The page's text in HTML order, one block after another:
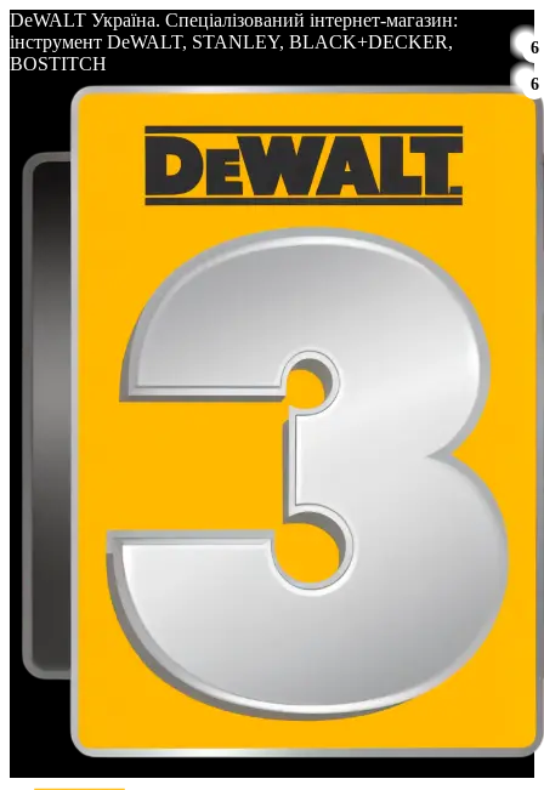
DeWALT Україна. Спеціалізований інтернет-магазин:
інструмент DeWALT, STANLEY, BLACK+DECKER,
BOSTITCH
6
6